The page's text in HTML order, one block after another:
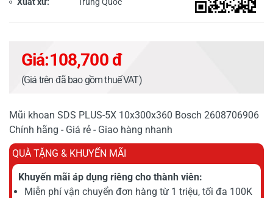
Xuất xứ: Trung Quốc
Giá:108,700 đ
(Giá trên đã bao gồm thuế VAT)
Mũi khoan SDS PLUS-5X 10x300x360 Bosch 2608706906
Chính hãng - Giá rẻ - Giao hàng nhanh
QUÀ TẶNG & KHUYẾN MÃI
Khuyến mãi áp dụng riêng cho thành viên:
Miễn phí vận chuyển đơn hàng từ 1 triệu, tối đa 100K